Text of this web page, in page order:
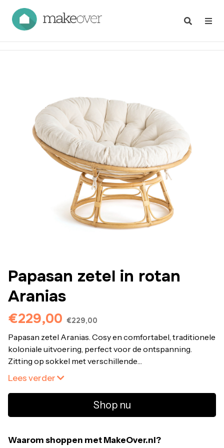
Papasan zetel in rotan
Aranias
€229,00 €229,00
Papasan zetel Aranias. Cosy en comfortabel, traditionele
koloniale uitvoering, perfect voor de ontspanning.
Zitting op sokkel met verschillende
standen.Eigenschappen • Structuur van de zitting en
polyester, gevuld met vlokken van mousse met striklint
om te bevestigen aan het structuurGebruik en
aan : • Het wordt aangeraden deze rotanmeubelen enkel
Lees verder
Shop nu
Waarom shoppen met MakeOver.nl?